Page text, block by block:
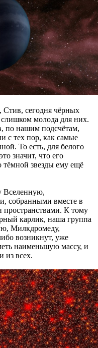
Стив, сегодня чёрных
слишком молода для них.
по нашим подсчётам,
с тех пор, как самые
То есть, для белого
значит, что его
тёмной звезды ему ещё
Вселенную,
собранными вместе в
пространствами. К тому
карлик, наша группа
Милкдромеду,
возникнут, уже
наименьшую массу, и
из всех.